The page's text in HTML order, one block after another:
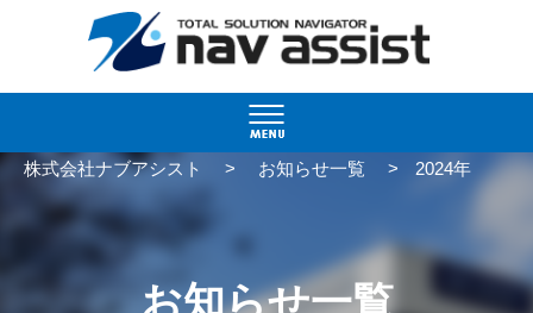
株式会社ナブアシスト > お知らせ一覧 > 2024年
お知らせ一覧